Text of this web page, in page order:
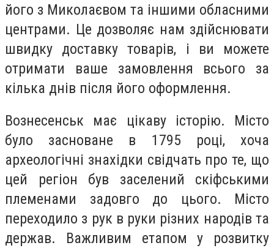
його з Миколаєвом та іншими обласними
центрами. Це дозволяє нам здійснювати
швидку доставку товарів, і ви можете
отримати ваше замовлення всього за
кілька днів після його оформлення.
Вознесенськ має цікаву історію. Місто
було засноване в 1795 році, хоча
археологічні знахідки свідчать про те, що
цей регіон був заселений скіфськими
племенами задовго до цього. Місто
переходило з рук в руки різних народів та
держав. Важливим етапом у розвитку